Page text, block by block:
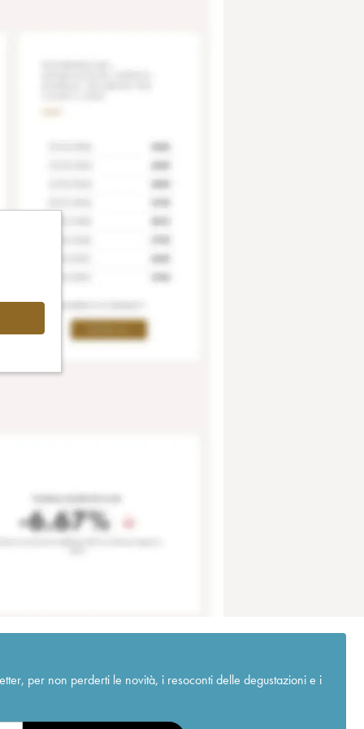
per non perderti le novità, i resoconti delle degustazioni e i